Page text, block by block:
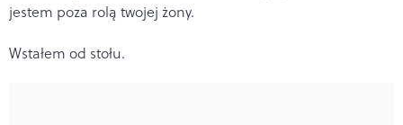
jestem poza rolą twojej żony.
Wstałem od stołu.